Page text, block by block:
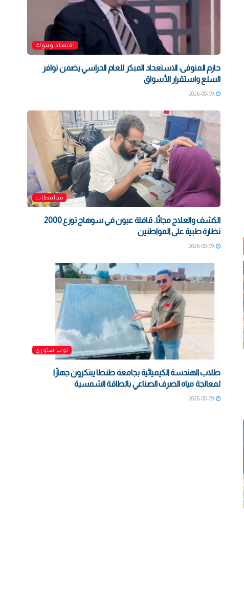
اقتصاد وبنوك
حازم المنوفى: الاستعداد المبكر للعام الدراسي يضمن توافر
السلع واستقرار الأسواق
2026-08-09
محافظات
الكشف والعلاج مجانًا.. قافلة عيون في سوهاج توزع 2000
نظارة طبية على المواطنين
2026-08-09
توب ستوري
طلاب الهندسة الكيميائية بجامعة طنطا يبتكرون جهازًا
لمعالجة مياه الصرف الصناعي بالطاقة الشمسية
2026-08-09